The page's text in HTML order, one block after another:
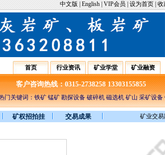
中文版 English |VIP会员 设为首页 收
首页 行业资讯 矿业学堂 矿业融资
客户咨询热线：0315-2738258 13303155855
门关键词：铁矿 锰矿 勘探设备 破碎机 磁选机 矿山 采矿设备
矿权招拍挂 交易成果 矿业交